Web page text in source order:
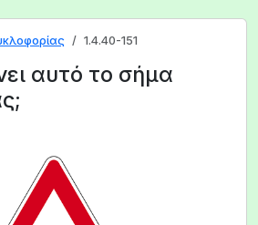
1.4.40-151
αυτό το σήμα